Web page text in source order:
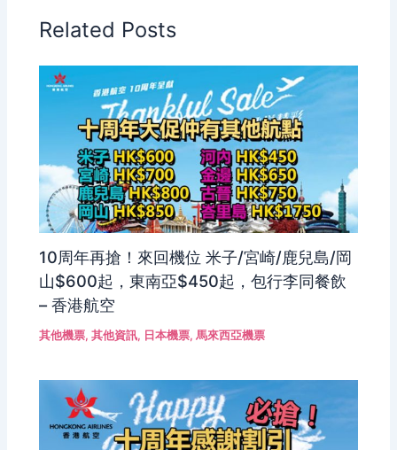
Related Posts
10周年再搶！來回機位 米子/宮崎/鹿兒島/岡
山$600起，東南亞$450起，包行李同餐飲
– 香港航空
其他機票,其他資訊, 日本機票,馬來西亞機票